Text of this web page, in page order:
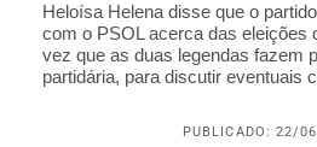
Heloísa Helena disse que o
com o PSOL acerca das eleições
vez que as duas legendas fazem
partidária, para discutir eventuais
PUBLICADO: 22/